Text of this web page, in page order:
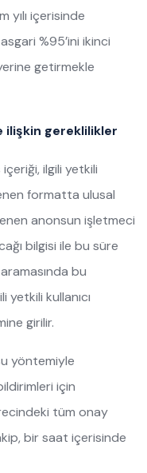
yılı içerisinde
%95’ini ikinci
getirmekle
ilişkin gereklilikler
ilgili yetkili
formatta ulusal
anonsun işletmeci
bilgisi ile bu süre
bu
kullanıcı
girilir.
yöntemiyle
için
tüm onay
bir saat içerisinde